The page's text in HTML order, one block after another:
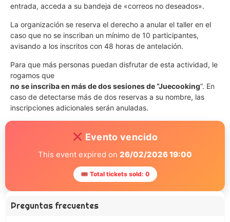
entrada, acceda a su bandeja de «correos no deseados».
La organización se reserva el derecho a anular el taller en el
caso que no se inscriban un mínimo de 10 participantes,
avisando a los inscritos con 48 horas de antelación.
Para que más personas puedan disfrutar de esta actividad, le
rogamos que
no se inscriba en más de dos sesiones de “Juecooking”. En
caso de detectarse más de dos reservas a su nombre, las
inscripciones adicionales serán anuladas.
Evento vencido
This event expired on 26/02/2026 19:00
🎟 Total tickets sold: 0
Preguntas frecuentes